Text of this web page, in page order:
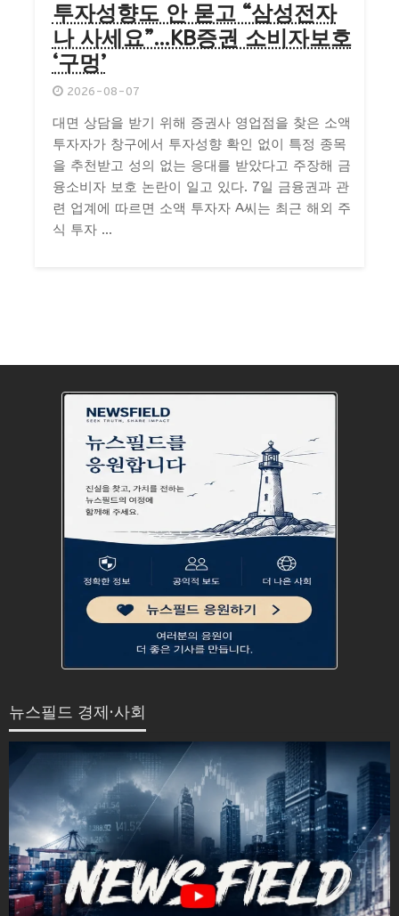
투자성향도 안 묻고 “삼성전자
나 사세요”…KB증권 소비자보호
‘구멍’
2026-08-07
대면 상담을 받기 위해 증권사 영업점을 찾은 소액
투자자가 창구에서 투자성향 확인 없이 특정 종목
을 추천받고 성의 없는 응대를 받았다고 주장해 금
융소비자 보호 논란이 일고 있다. 7일 금융권과 관
련 업계에 따르면 소액 투자자 A씨는 최근 해외 주
식 투자 ...
뉴스필드 경제·사회